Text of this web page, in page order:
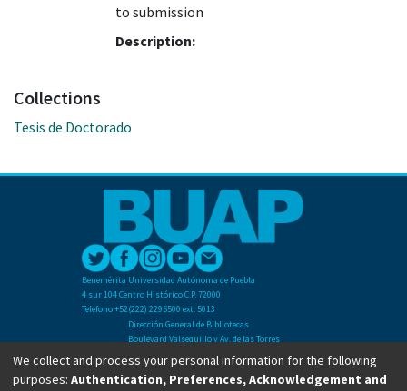
to submission
Description:
Collections
Tesis de Doctorado
Benemérita Universidad Autónoma de Puebla
4 sur 104 Centro Histórico C.P. 72000
Teléfono +52(222) 2295500 ext. 5013
Dirección General de Bibliotecas
Boulevard Valsequillo y Av. de las Torres
Ciudad Universitaria. Col. San Manuel
C.P. 72570
Teléfono +52 (222) 2295500 Ext 2901
We collect and process your personal information for the following
purposes: Authentication, Preferences, Acknowledgement and